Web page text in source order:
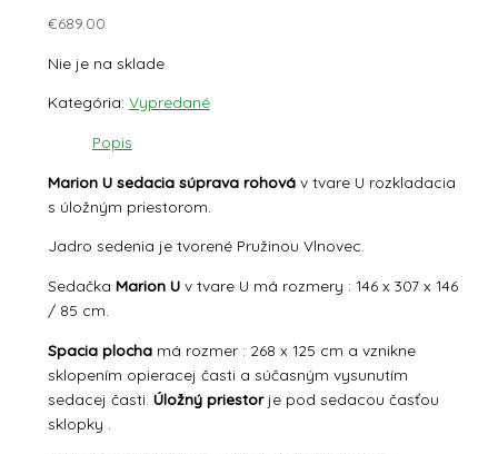
€689.00
Nie je na sklade
Kategória: Vypredané
Popis
Marion U sedacia súprava rohováv tvare U rozkladacia
s úložným priestorom.
Jadro sedenia je tvorené Pružinou Vlnovec.
Sedačka Marion U v tvare U má rozmery : 146 x 307 x 146
/ 85 cm.
Spacia plochamá rozmer : 268 x 125 cm a vznikne
sklopením opieracej časti a súčasným vysunutím
sedacej časti. Úložný priestorje pod sedacou časťou
sklopky .